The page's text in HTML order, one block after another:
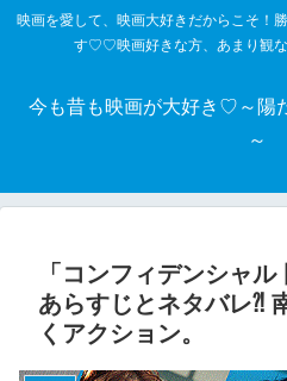
映画を愛して、映画大好きだからこそ！
す♡♡映画好きな方、あまり観
今も昔も映画が大好き♡～陽
～
「コンフィデンシャ
あらすじとネタバレ⁈
くアクション。